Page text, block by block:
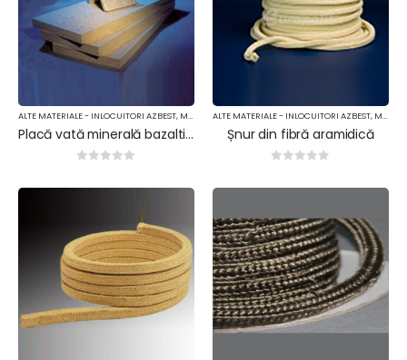
ALTE MATERIALE - INLOCUITORI AZBEST, MATERIALE TERMOIZOLANTE
Placă vată minerală bazaltică
ALTE MATERIALE - INLOCUITORI AZBEST, MATERIALE TERMOIZOLANTE
Șnur din fibră aramidică